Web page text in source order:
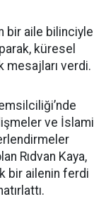
bir aile bilinciyle
küresel
mesajları verdi.
ve İslami
Rıdvan Kaya,
bir ailenin ferdi